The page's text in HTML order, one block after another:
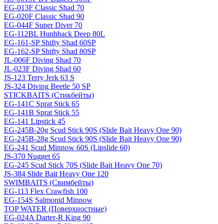
EG-013F Classic Shad 70
EG-020F Classic Shad 90
EG-044F Super Diver 70
EG-112BL Hunhback Deep 80L
EG-161-SP Shifty Shad 60SP
EG-162-SP Shifty Shad 80SP
JL-006F Diving Shad 70
JL-023F Diving Shad 60
JS-123 Terry Jerk 63 S
JS-324 Diving Beetle 50 SP
STICKBAITS (Стикбейты)
EG-141C Sprat Stick 65
EG-141B Sprat Stick 55
EG-141 Lipstick 45
EG-245B-20g Scud Stick 90S (Slide Bait Heavy One 90)
EG-245B-28g Scud Stick 90S (Slide Bait Heavy One 90)
EG-241 Scud Minnow 60S (Lipslide 60)
JS-370 Nugget 65
EG-245 Scud Stick 70S (Slide Bait Heavy One 70)
JS-384 Slide Bait Heavy One 120
SWIMBAITS (Свимбейты)
EG-113 Flex Crawfish 100
EG-154S Salmonid Minnow
TOP WATER (Поверхностные)
EG-024A Darter-R King 90